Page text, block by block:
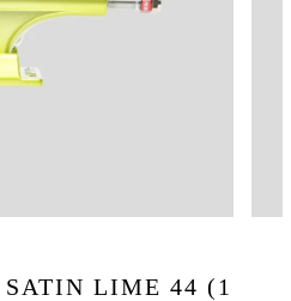
SATIN LIME 44 (1